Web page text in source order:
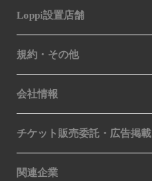
Loppi設置店舗
規約・その他
会社情報
チケット販売委託・広告掲載
関連企業